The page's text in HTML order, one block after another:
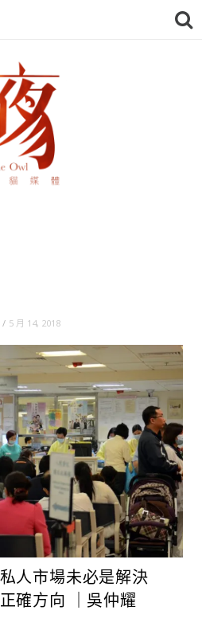
5 月 14, 2018
人市場未必是解決
確方向 ｜吳仲耀